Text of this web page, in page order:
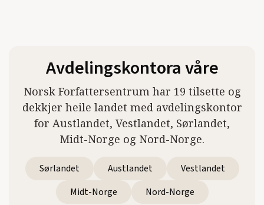
Avdelingskontora våre
Norsk Forfattersentrum har 19 tilsette og
dekkjer heile landet med avdelingskontor
for Austlandet, Vestlandet, Sørlandet,
Midt-Norge og Nord-Norge.
Sørlandet Austlandet
Vestlandet
Midt-Norge
Nord-Norge